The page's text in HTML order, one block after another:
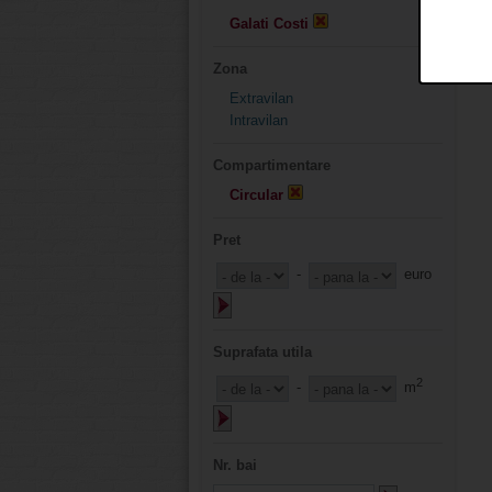
Galati Costi
Zona
Extravilan
Intravilan
Compartimentare
Circular
Pret
- euro
Suprafata utila
- m2
Nr. bai